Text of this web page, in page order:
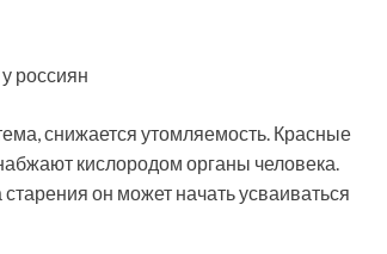
россиян
снижается утомляемость. Красные
кислородом органы человека.
он может начать усваиваться